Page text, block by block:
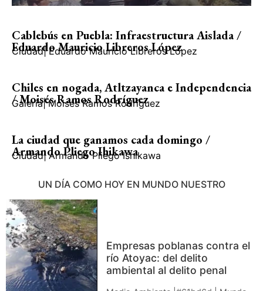
Cablebús en Puebla: Infraestructura Aislada /
Eduardo Mauricio Libreros López
Ciudad| Eduardo Mauricio Libreros López
Chiles en nogada, Atltzayanca e Independencia
/ Moisés Ramos Rodríguez
Galería| Moisés Ramos Rodríguez
La ciudad que ganamos cada domingo /
Armando Pliego Ihikawa
Ciudad| Armando Pliego Ishikawa
UN DÍA COMO HOY EN MUNDO NUESTRO
Empresas poblanas contra el
río Atoyac: del delito
ambiental al delito penal